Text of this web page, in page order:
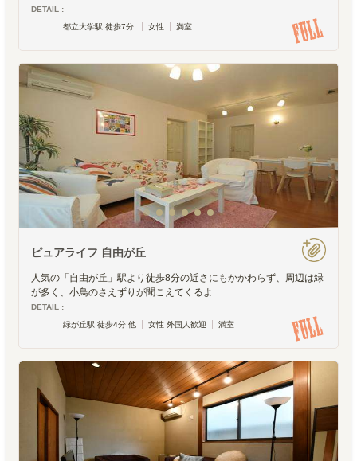
DETAIL :
都立大学駅 徒歩7分
女性 満室
ピュアライフ 自由が丘
人気の「自由が丘」駅より徒歩8分の近さにもかかわらず、周辺は緑
が多く、小鳥のさえずりが聞こえてくるよ
DETAIL :
緑が丘駅 徒歩4分 他
女性 外国人歓迎 満室